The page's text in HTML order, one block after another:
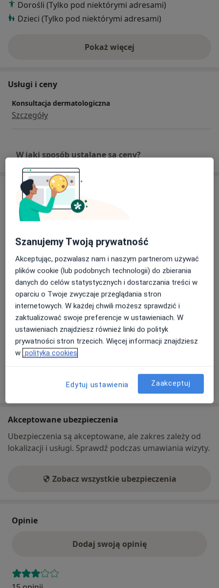
Dorośli (Tylko pod niektórymi adresami)
Dzieci (Tylko pod niektórymi adresami)
Pokaż więcejo doświadczeniu
Usługi i ceny
Konsultacja dermatologiczna
Szczegóły
W jaki sposób ustalane są ceny?
Adresy (4)
Adres 1 Adres 2
Indywidualna Praktyka Lekarska
ul. Targowa 2 pok. 8,97-300Piotrków Trybunalski
Powiększ mapęotwiera się w nowej karcie
Dostępność
W tym gabinecie nie można umawiać wizyt przez
internet
Co mam zrobić w tej sytuacji?
Pokaż więcej
o adresie
Akceptowane ubezpieczenia
Ubezpieczenia są akceptowane, ale zakres zależy od
lokalizacji i usługi. Sprawdź podczas umawiania wizyty.
Zobacz wszystkie ubezpieczenia
Opinie
Dodaj swoją opinię
Szanujemy Twoją prywatność
Akceptując, pozwalasz nam i naszym partnerom używać
plików cookie (lub podobnych technologii) do zbierania
danych do celów statystycznych i dostarczania treści w
oparciu o Twoje zwyczaje przeglądania stron
internetowych. W każdej chwili możesz sprawdzić i
zaktualizować swoje preferencje w ustawieniach. W
ustawieniach znajdziesz również linki do polityk
prywatności stron trzecich. Więcej informacji znajdziesz
w polityka cookies
Edytuj ustawienia Zaakceptuj